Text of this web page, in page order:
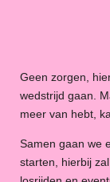
Geen zorgen,
wedstrijd gaan.
meer van hebt,
Samen gaan we
starten, hierbij